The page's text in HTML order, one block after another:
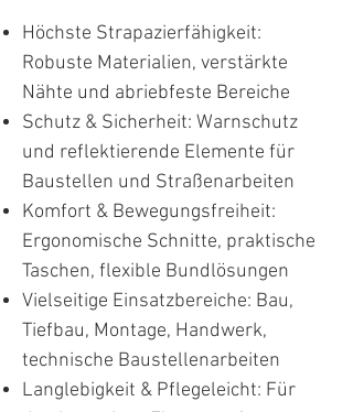
Höchste Strapazierfähigkeit:
Robuste Materialien, verstärkte
Nähte und abriebfeste Bereiche
Schutz & Sicherheit: Warnschutz
und reflektierende Elemente für
Baustellen und Straßenarbeiten
Komfort & Bewegungsfreiheit:
Ergonomische Schnitte, praktische
Taschen, flexible Bundlösungen
Vielseitige Einsatzbereiche: Bau,
Tiefbau, Montage, Handwerk,
technische Baustellenarbeiten
Langlebigkeit & Pflegeleicht: Für